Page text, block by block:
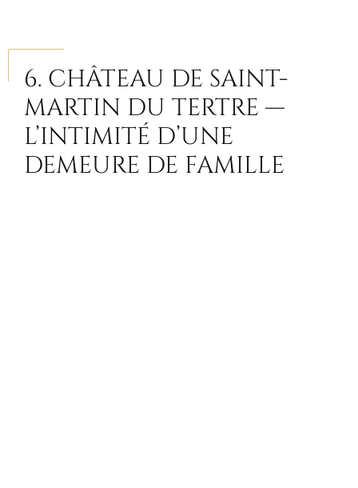
6. CHÂTEAU DE SAINT-
MARTIN DU TERTRE —
L’INTIMITÉ D’UNE
DEMEURE DE FAMILLE